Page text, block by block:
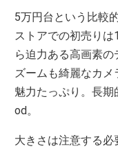
5万円台という比較
ストアでの初売り
ら迫力ある高画素の
ズームも綺麗なカメ
魅力たっぷり。長期
od。
大きさは注意する必